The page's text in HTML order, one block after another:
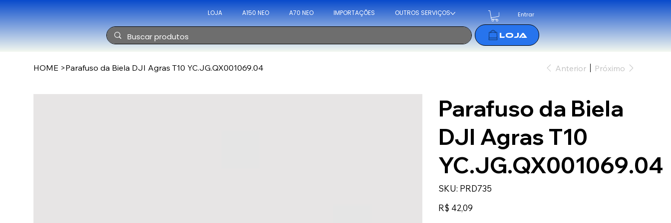
Entrar
LOJA A150 NEO A70 NEO IMPORTAÇÕES OUTROS SERVIÇOS
HOME >Parafuso da Biela DJI Agras T10 YC.JG.QX001069.04 Anterior Próximo
Parafuso da Biela
DJI Agras T10
YC.JG.QX001069.04
SKU: SKU
PRD735
PRD735
Preço
R$ 42,09